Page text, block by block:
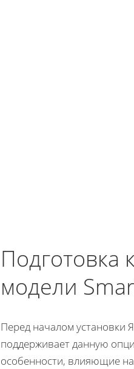
Подготовка
модели
Перед началом установки
поддерживает данную
особенности, влияющие